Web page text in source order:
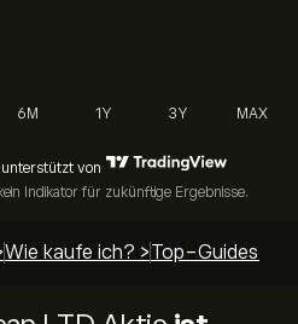
6M 1Y 3Y MAX
von
Indikator für zukünftige Ergebnisse.
Wie kaufe ich? >Top-Guides >